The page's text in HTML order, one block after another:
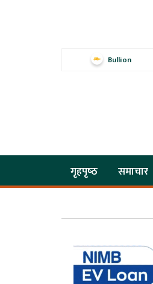
Bullion
गृहपृष्‍ठ समाचार